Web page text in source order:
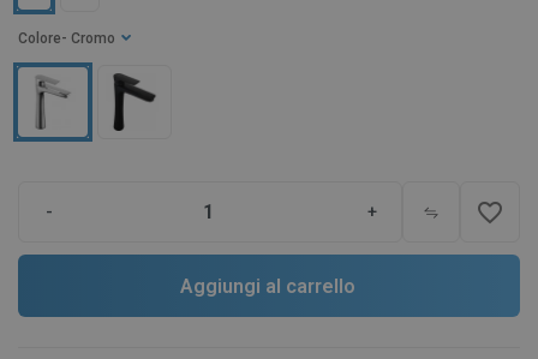
Colore - Cromo
- + favorite_border
Aggiungi al carrello